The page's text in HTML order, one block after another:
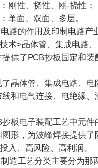
性、挠性、刚-挠性；
面、双面、多层。
的作用及印制电路产
>晶体管、集成电路、
供了PCB抄板固定和装
体管、集成电路、电
和电气连接、电绝缘、
电子装配工艺中元件
形，为波峰焊接提供了
、高风险、高利润。
工艺分类主要分为那